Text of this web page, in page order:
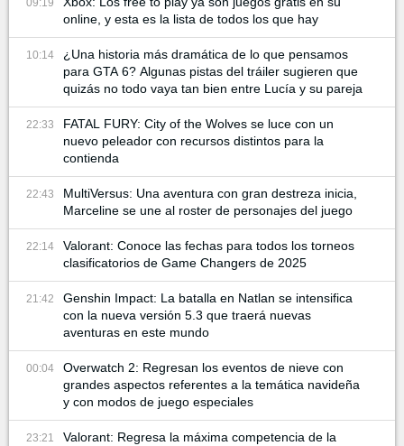
09:19
online, y esta es la lista de todos los que hay
10:14
¿Una historia más dramática de lo que pensamos
para GTA 6? Algunas pistas del tráiler sugieren que
quizás no todo vaya tan bien entre Lucía y su pareja
22:33
FATAL FURY: City of the Wolves se luce con un
nuevo peleador con recursos distintos para la
contienda
22:43
MultiVersus: Una aventura con gran destreza inicia,
Marceline se une al roster de personajes del juego
22:14
Valorant: Conoce las fechas para todos los torneos
clasificatorios de Game Changers de 2025
21:42
Genshin Impact: La batalla en Natlan se intensifica
con la nueva versión 5.3 que traerá nuevas
aventuras en este mundo
00:04
Overwatch 2: Regresan los eventos de nieve con
grandes aspectos referentes a la temática navideña
y con modos de juego especiales
23:21 Valorant: Regresa la máxima competencia de la